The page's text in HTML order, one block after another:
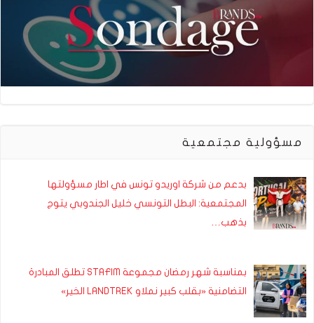
مسؤولية مجتمعية
بدعم من شركة اوريدو تونس في اطار مسؤولتها
المجتمعية: البطل التونسي خليل الجندوبي يتوج
بذهب…
بمناسبة شهر رمضان مجموعة STAFIM تطلق المبادرة
التضامنية «بقلب كبير نملاو LANDTREK الخير»